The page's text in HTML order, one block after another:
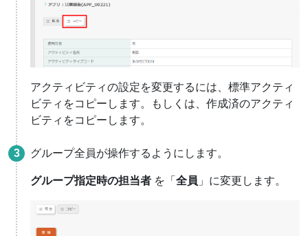
アクティビティの設定を変更するには、標準アクティ
ビティをコピーします。もしくは、作成済のアクティ
ビティをコピーします。
グループ全員が操作するようにします。
グループ指定時の担当者 を「 全員 」に変更します。